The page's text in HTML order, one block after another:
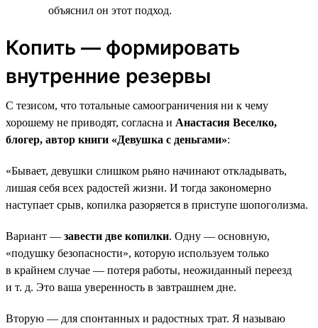
объяснил он этот подход.
Копить — формировать
внутренние резервы
С тезисом, что тотальные самоограничения ни к чему
хорошему не приводят, согласна и Анастасия Веселко,
блогер, автор книги «Девушка с деньгами»:
«Бывает, девушки слишком рьяно начинают откладывать,
лишая себя всех радостей жизни. И тогда закономерно
наступает срыв, копилка разоряется в приступе шопоголизма.
Вариант — завести две копилки. Одну — основную,
«подушку безопасности», которую используем только
в крайнем случае — потеря работы, неожиданный переезд
и т. д. Это ваша уверенность в завтрашнем дне.
Вторую — для спонтанных и радостных трат. Я называю